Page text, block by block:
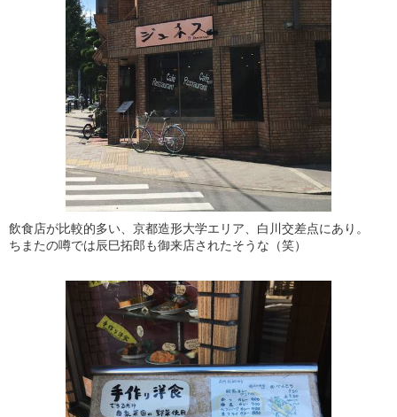
飲食店が比較的多い、京都造形大学エリア、白川交差点にあり。
ちまたの噂では辰巳拓郎も御来店されたそうな（笑）